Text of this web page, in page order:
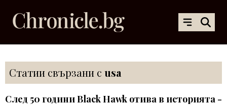
Статии свързани с usa
След 50 години Black Hawk отива в историята -